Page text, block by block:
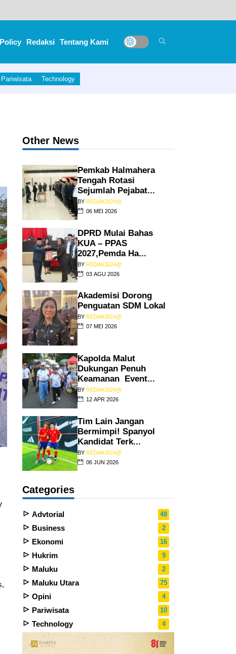
Redaksi Tentang Kami
Pariwisata Technology
Other News
Pemkab Halmahera
Tengah Rotasi
Sejumlah Pejabat...
BY REDAKSI24@
06 MEI 2026
DPRD Mulai Bahas
KUA – PPAS
2027,Pemda Ha...
BY REDAKSI24@
03 AGU 2026
Akademisi Dorong
Penguatan SDM Lokal
BY REDAKSI24@
07 MEI 2026
Kapolda Malut
Dukungan Penuh
Keamanan Event...
BY REDAKSI24@
12 APR 2026
Tim Lain Jangan
Bermimpi! Spanyol
Kandidat Terk...
BY REDAKSI24@
06 JUN 2026
Categories
Advtorial 48
Business 2
Ekonomi 16
Hukrim 9
Maluku 2
Maluku Utara 75
Opini 4
Pariwisata 10
Technology 4